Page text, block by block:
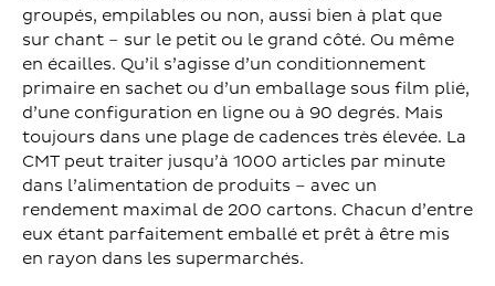
groupés, empilables ou non, aussi bien à plat que
sur chant – sur le petit ou le grand côté. Ou même
en écailles. Qu’il s’agisse d’un conditionnement
primaire en sachet ou d’un emballage sous film plié,
d’une configuration en ligne ou à 90 degrés. Mais
toujours dans une plage de cadences très élevée. La
CMT peut traiter jusqu’à 1000 articles par minute
dans l’alimentation de produits – avec un
rendement maximal de 200 cartons. Chacun d’entre
eux étant parfaitement emballé et prêt à être mis
en rayon dans les supermarchés.